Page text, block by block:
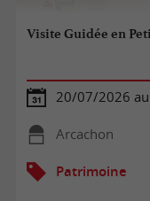
Visite Guidée en
20/07/2026
Arcachon
Patrimoine